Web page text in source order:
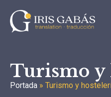
Turismo y
Portada » Turismo y